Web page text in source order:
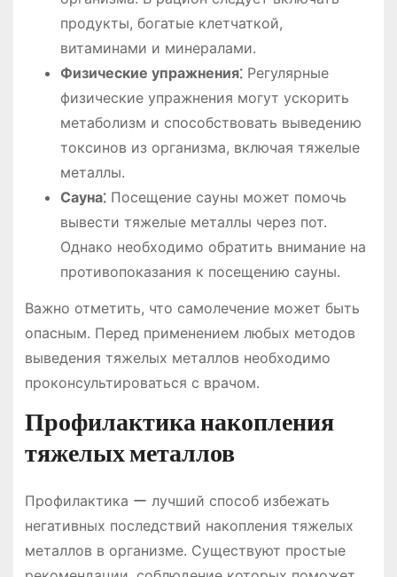
продукты, богатые клетчаткой,
витаминами и минералами.
Физические упражнения⁚Регулярные
физические упражнения могут ускорить
метаболизм и способствовать выведению
токсинов из организма, включая тяжелые
металлы.
Сауна⁚Посещение сауны может помочь
вывести тяжелые металлы через пот.
Однако необходимо обратить внимание на
противопоказания к посещению сауны.
Важно отметить, что самолечение может быть
опасным. Перед применением любых методов
выведения тяжелых металлов необходимо
проконсультироваться с врачом.
Профилактика накопления
тяжелых металлов
Профилактика ー лучший способ избежать
негативных последствий накопления тяжелых
металлов в организме. Существуют простые